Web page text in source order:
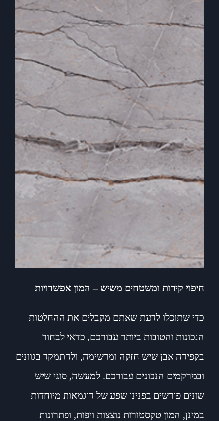
חיפוי קירות ומשטחים משיש – המון אפשרויות
כדי שתוכלו לדעת שאתם מקבלים את ההחלטות
הנכונות והטובות ביותר עבורכם, כדאי לבחור
בקפידה אבן שיש חזקה ומרשימה, ולהתמקד בגוונים
ובמרקמים הנכונים עבורכם. למעשה, סוגי שיש
שונים פורשים בפנינו שפע של דוגמאות מיוחדות
במינן, המון טקסטורות נוצצות ויפות, ופתרונות